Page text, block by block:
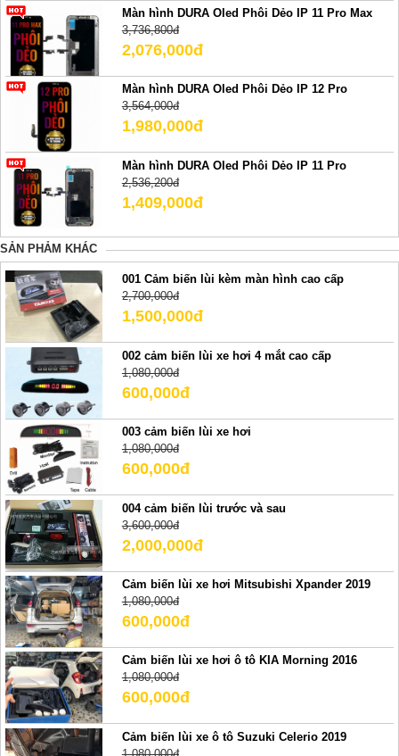
Màn hình DURA Oled Phôi Dẻo IP 11 Pro Max
3,736,800đ
2,076,000đ
Màn hình DURA Oled Phôi Dẻo IP 12 Pro
3,564,000đ
1,980,000đ
Màn hình DURA Oled Phôi Dẻo IP 11 Pro
2,536,200đ
1,409,000đ
SẢN PHẢM KHÁC
001 Cảm biến lùi kèm màn hình cao cấp
2,700,000đ
1,500,000đ
002 cảm biến lùi xe hơi 4 mắt cao cấp
1,080,000đ
600,000đ
003 cảm biến lùi xe hơi
1,080,000đ
600,000đ
004 cảm biến lùi trước và sau
3,600,000đ
2,000,000đ
Cảm biến lùi xe hơi Mitsubishi Xpander 2019
1,080,000đ
600,000đ
Cảm biến lùi xe hơi ô tô KIA Morning 2016
1,080,000đ
600,000đ
Cảm biến lùi xe ô tô Suzuki Celerio 2019